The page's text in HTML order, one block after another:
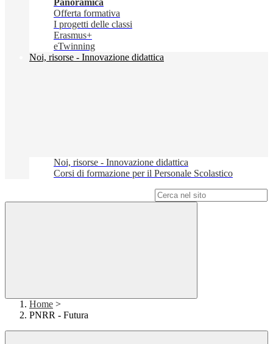
Panoramica
Offerta formativa
I progetti delle classi
Erasmus+
eTwinning
Noi, risorse - Innovazione didattica
Noi, risorse - Innovazione didattica
Corsi di formazione per il Personale Scolastico
Home >
PNRR - Futura